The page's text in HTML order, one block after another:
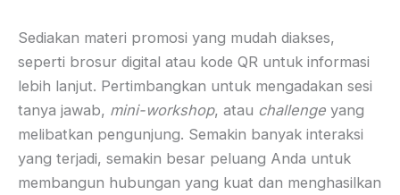
Sediakan materi promosi yang mudah diakses,
seperti brosur digital atau kode QR untuk informasi
lebih lanjut. Pertimbangkan untuk mengadakan sesi
tanya jawab, mini-workshop, atau challenge yang
melibatkan pengunjung. Semakin banyak interaksi
yang terjadi, semakin besar peluang Anda untuk
membangun hubungan yang kuat dan menghasilkan